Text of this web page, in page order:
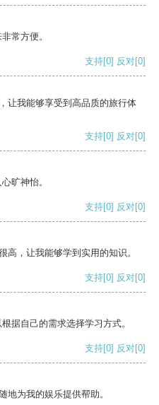
常方便。
支持[0] 反对[0]
让我能够享受到高品质的旅行体
支持[0] 反对[0]
旷神怡。
支持[0] 反对[0]
高，让我能够学到实用的知识。
支持[0] 反对[0]
据自己的需求选择学习方式。
支持[0] 反对[0]
地为我的娱乐提供帮助。